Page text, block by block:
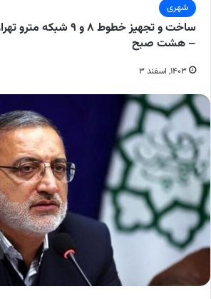
شهری
– هشت صبح
۱۴۰۳, اسفند ۳